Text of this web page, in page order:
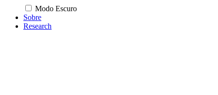
Modo Escuro
Sobre
Research